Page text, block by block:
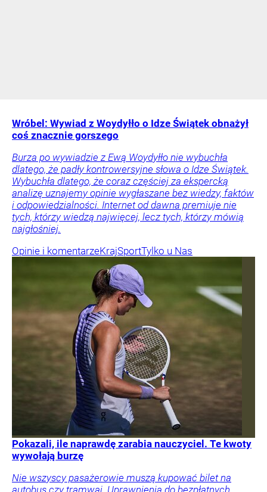
Wróbel: Wywiad z Woydyłło o Idze Świątek obnażył
coś znacznie gorszego
Burza po wywiadzie z Ewą Woydyłło nie wybuchła
dlatego, że padły kontrowersyjne słowa o Idze Świątek.
Wybuchła dlatego, że coraz częściej za ekspercką
analizę uznajemy opinie wygłaszane bez wiedzy, faktów
i odpowiedzialności. Internet od dawna premiuje nie
tych, którzy wiedzą najwięcej, lecz tych, którzy mówią
najgłośniej.
Opinie i komentarzeKrajSportTylko u Nas
Pokazali, ile naprawdę zarabia nauczyciel. Te kwoty
wywołają burzę
Nie wszyscy pasażerowie muszą kupować bilet na
autobus czy tramwaj. Uprawnienia do bezpłatnych